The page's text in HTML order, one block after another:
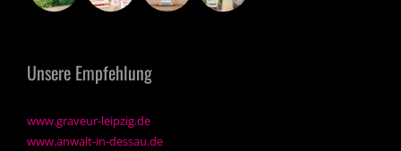
Unsere Empfehlung
www.graveur-leipzig.de
www.anwalt-in-dessau.de